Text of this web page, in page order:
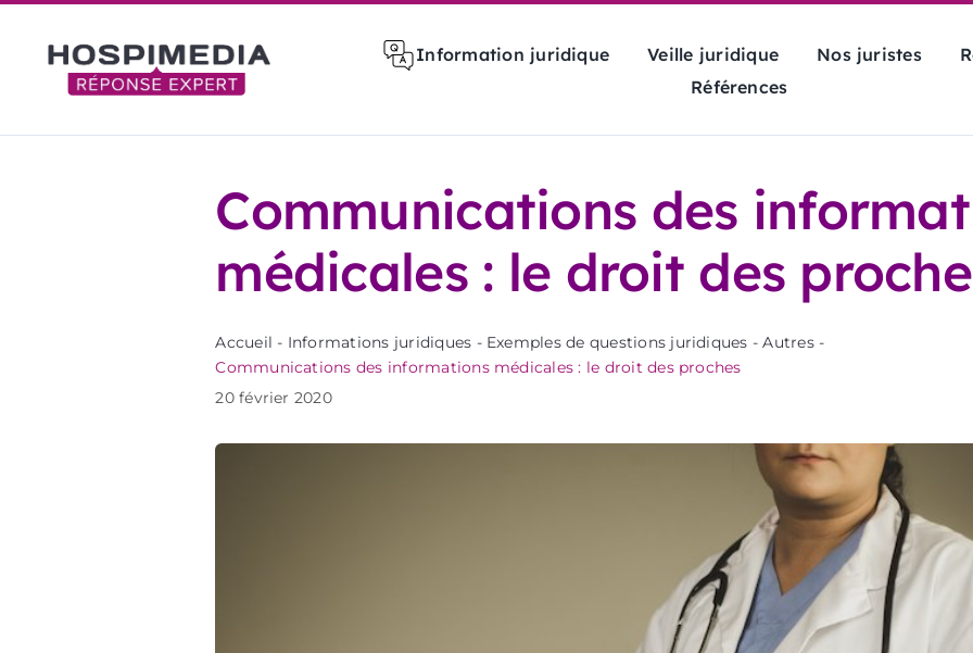
contenu
Information juridique Veille juridique Nos juristes
Références
Communications des
médicales : le droit des
Accueil - Informations juridiques - Exemples de questions juridiques -Autres-
Communications des informations médicales : le droit des proches
20 février 2020